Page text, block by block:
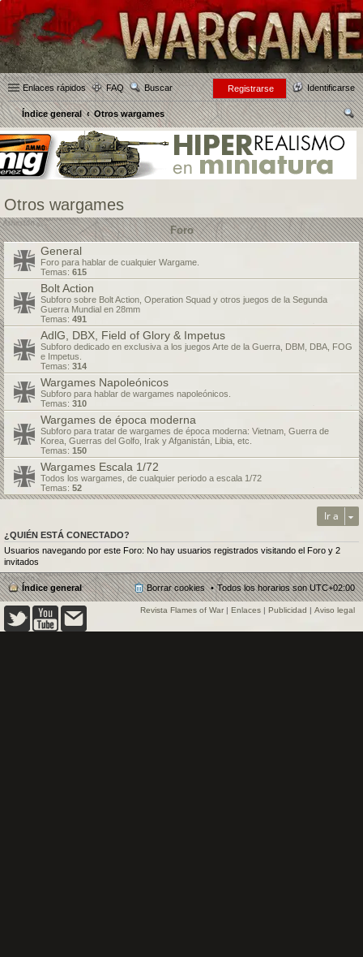
Enlaces rápidos FAQ Buscar Identificarse
Registrarse
Índice general
Otros wargames
us
Otros wargames
Foro
General
Foro para hablar de cualquier Wargame.
Temas: 615
Bolt Action
Subforo sobre Bolt Action, Operation Squad y otros juegos de la Segunda
Guerra Mundial en 28mm
Temas: 491
AdlG, DBX, Field of Glory & Impetus
Subforo dedicado en exclusiva a los juegos Arte de la Guerra, DBM, DBA, FOG
e Impetus.
Temas: 314
Wargames Napoleónicos
Subforo para hablar de wargames napoleónicos.
Temas: 310
Wargames de época moderna
Subforo para tratar de wargames de época moderna: Vietnam, Guerra de
Korea, Guerras del Golfo, Irak y Afganistán, Libia, etc.
Temas: 150
Wargames Escala 1/72
Todos los wargames, de cualquier periodo a escala 1/72
Temas: 52
Ir a
¿QUIÉN ESTÁ CONECTADO?
Usuarios navegando por este Foro: No hay usuarios registrados visitando el Foro y 2
invitados
Índice general Todos los horarios sonUTC+02:00
Borrar cookies
Revista Flames of War | Enlaces | Publicidad | Aviso legal